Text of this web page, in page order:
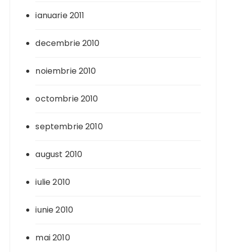
ianuarie 2011
decembrie 2010
noiembrie 2010
octombrie 2010
septembrie 2010
august 2010
iulie 2010
iunie 2010
mai 2010